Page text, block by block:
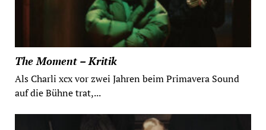
The Moment – Kritik
Als Charli xcx vor zwei Jahren beim Primavera Sound
auf die Bühne trat,...